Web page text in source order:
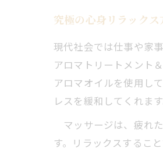
究極の心身リラック
現代社会では仕事や家
アロマトリートメント
アロマオイルを使用し
レスを緩和してくれます
マッサージは、疲れ
す。リラックスするこ